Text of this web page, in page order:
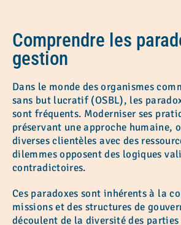
Comprendre les
gestion
Dans le monde des organismes
sans but lucratif (OSBL), les
sont fréquents. Moderniser ses
préservant une approche humaine,
diverses clientèles avec des
dilemmes opposent des logiques
contradictoires.
Ces paradoxes sont inhérents à la
missions et des structures de
découlent de la diversité des parties